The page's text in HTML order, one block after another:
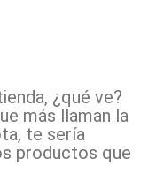
¿qué ve?
más llaman la
te sería
productos que